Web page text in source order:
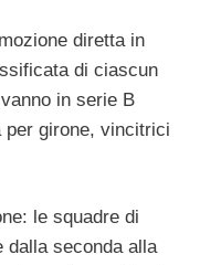
diretta in
di ciascun
in serie B
per girone, vincitrici
le squadre di
seconda alla